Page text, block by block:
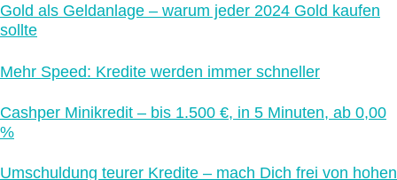
Gold als Geldanlage – warum jeder 2024 Gold kaufen
sollte
Mehr Speed: Kredite werden immer schneller
Cashper Minikredit – bis 1.500 €, in 5 Minuten, ab 0,00
%
Umschuldung teurer Kredite – mach Dich frei von hohen